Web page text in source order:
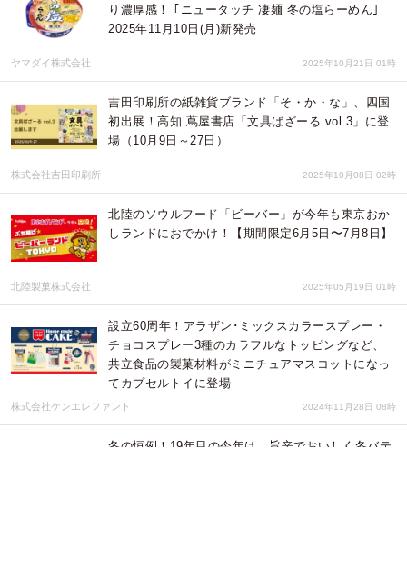
り濃厚感！ ｢ニュータッチ 凄麺 冬の塩らーめん｣
2025年11月10日(月)新発売
ヤマダイ株式会社 2025年10月21日 01時
吉田印刷所の紙雑貨ブランド「そ・か・な」、四国
初出展！高知 蔦屋書店「文具ばざーる vol.3」に登
場（10月9日～27日）
株式会社吉田印刷所 2025年10月08日 02時
北陸のソウルフード「ビーバー」が今年も東京おか
しランドにおでかけ！【期間限定6月5日〜7月8日】
北陸製菓株式会社 2025年05月19日 01時
設立60周年！アラザン･ミックスカラースプレー・
チョコスプレー3種のカラフルなトッピングなど、
共立食品の製菓材料がミニチュアマスコットになっ
てカプセルトイに登場
株式会社ケンエレファント 2024年11月28日 08時
冬の恒例！19年目の今年は、旨辛でおいしく冬バテ